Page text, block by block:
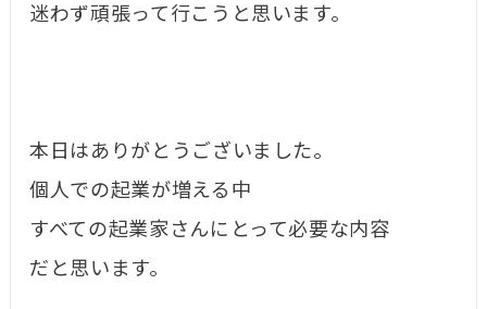
迷わず頑張って行こうと思います。
本日はありがとうございました。
個人での起業が増える中
すべての起業家さんにとって必要な内容
だと思います。